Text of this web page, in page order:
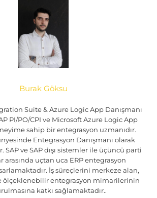
Burak Göksu
Suite & Azure Logic App Danışmanı
PI/PO/CPI ve Microsoft Azure Logic App
sahip bir entegrasyon uzmanıdır.
Entegrasyon Danışmanı olarak
SAP ve SAP dışı sistemler ile üçüncü parti
arasında uçtan uca ERP entegrasyon
İş süreçlerini merkeze alan,
ölçeklenebilir entegrasyon mimarilerinin
katkı sağlamaktadır..